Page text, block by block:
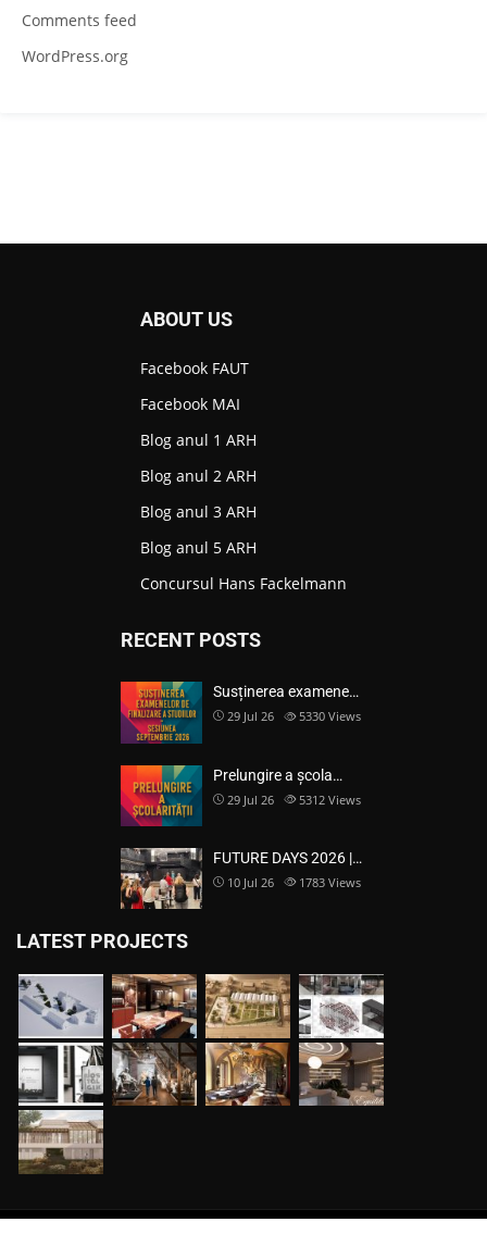
Comments feed
WordPress.org
ABOUT US
Facebook FAUT
Facebook MAI
Blog anul 1 ARH
Blog anul 2 ARH
Blog anul 3 ARH
Blog anul 5 ARH
Concursul Hans Fackelmann
RECENT POSTS
Susținerea examene…
29 Jul 26 5330 Views
Prelungire a școla…
29 Jul 26 5312 Views
FUTURE DAYS 2026 |…
10 Jul 26 1783 Views
LATEST PROJECTS